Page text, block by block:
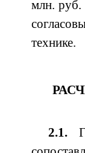
млн. руб.
технике.
2.1.